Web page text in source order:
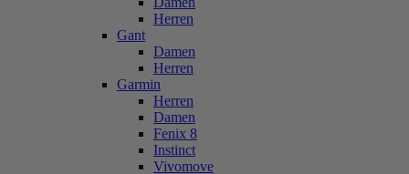
Herren
Gant
Damen
Herren
Garmin
Herren
Damen
Fenix 8
Instinct
Vivomove